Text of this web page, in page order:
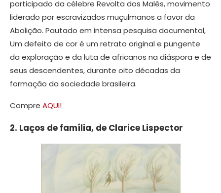
participado da célebre Revolta dos Malês, movimento
liderado por escravizados muçulmanos a favor da
Abolição. Pautado em intensa pesquisa documental,
Um defeito de cor é um retrato original e pungente
da exploração e da luta de africanos na diáspora e de
seus descendentes, durante oito décadas da
formação da sociedade brasileira.
Compre AQUI!
2. Laços de família, de Clarice Lispector